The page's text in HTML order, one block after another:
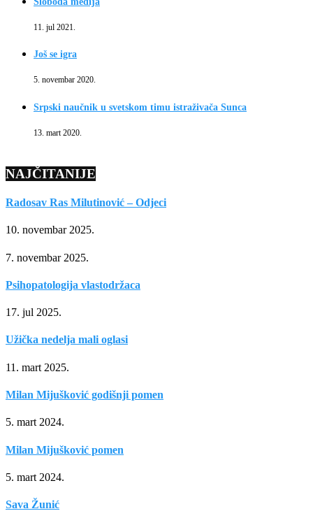
11. jul 2021.
Još se igra
5. novembar 2020.
Srpski naučnik u svetskom timu istraživača Sunca
13. mart 2020.
NAJČITANIJE
Radosav Ras Milutinović – Odjeci
10. novembar 2025.
7. novembar 2025.
Psihopatologija vlastodržaca
17. jul 2025.
Užička nedelja mali oglasi
11. mart 2025.
Milan Mijušković godišnji pomen
5. mart 2024.
Milan Mijušković pomen
5. mart 2024.
Sava Žunić